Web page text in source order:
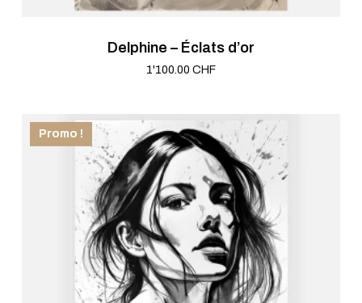
Delphine – Éclats d’or
1'100.00 CHF
Save
Promo !